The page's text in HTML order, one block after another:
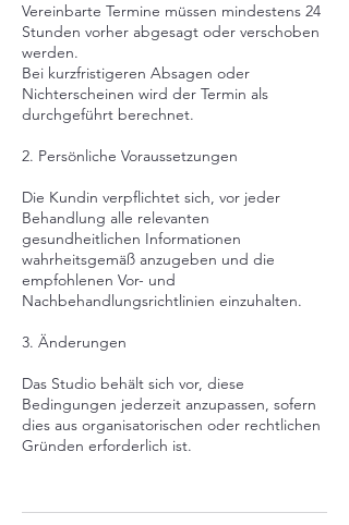
Vereinbarte Termine müssen mindestens 24
Stunden vorher abgesagt oder verschoben
werden.
Bei kurzfristigeren Absagen oder
Nichterscheinen wird der Termin als
durchgeführt berechnet.
2. Persönliche Voraussetzungen
Die Kundin verpflichtet sich, vor jeder
Behandlung alle relevanten
gesundheitlichen Informationen
wahrheitsgemäß anzugeben und die
empfohlenen Vor- und
Nachbehandlungsrichtlinien einzuhalten.
3. Änderungen
Das Studio behält sich vor, diese
Bedingungen jederzeit anzupassen, sofern
dies aus organisatorischen oder rechtlichen
Gründen erforderlich ist.